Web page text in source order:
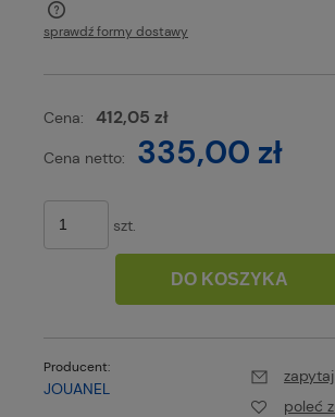
Cena nie zawiera ewentualnych kosztów
sprawdź formy dostawy
Cena: 412,05 zł
Cena netto: 335,00 zł
szt.
DO KOSZYKA
Producent:
JOUANEL
poleć